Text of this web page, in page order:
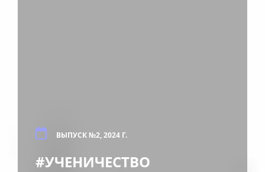
ВЫПУСК №2, 2024 Г.
#УЧЕНИЧЕСТВО